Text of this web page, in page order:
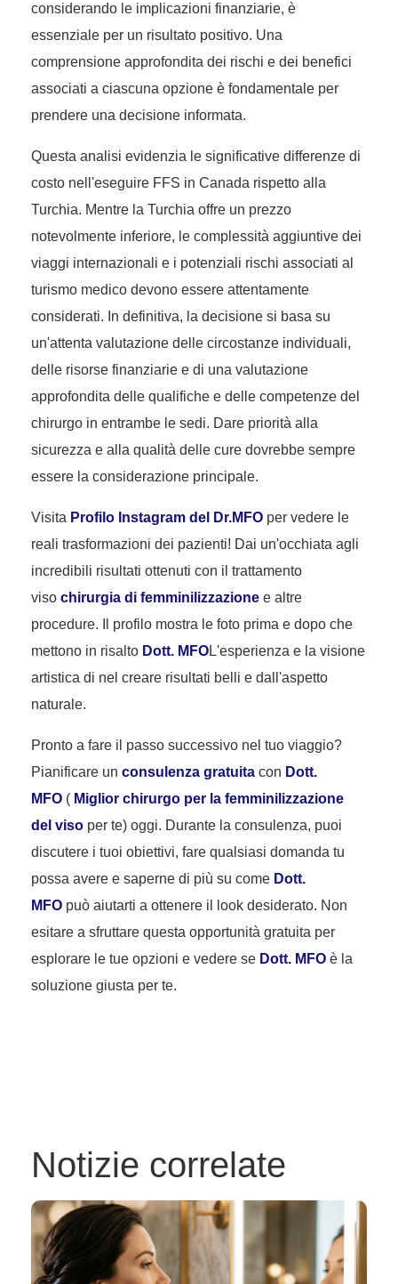
considerando le implicazioni finanziarie, è
essenziale per un risultato positivo. Una
comprensione approfondita dei rischi e dei benefici
associati a ciascuna opzione è fondamentale per
prendere una decisione informata.
Questa analisi evidenzia le significative differenze di
costo nell'eseguire FFS in Canada rispetto alla
Turchia. Mentre la Turchia offre un prezzo
notevolmente inferiore, le complessità aggiuntive dei
viaggi internazionali e i potenziali rischi associati al
turismo medico devono essere attentamente
considerati. In definitiva, la decisione si basa su
un'attenta valutazione delle circostanze individuali,
delle risorse finanziarie e di una valutazione
approfondita delle qualifiche e delle competenze del
chirurgo in entrambe le sedi. Dare priorità alla
sicurezza e alla qualità delle cure dovrebbe sempre
essere la considerazione principale.
Visita Profilo Instagram del Dr.MFO per vedere le
reali trasformazioni dei pazienti! Dai un'occhiata agli
incredibili risultati ottenuti con il trattamento
viso chirurgia di femminilizzazione e altre
procedure. Il profilo mostra le foto prima e dopo che
mettono in risalto Dott. MFOL'esperienza e la visione
artistica di nel creare risultati belli e dall'aspetto
naturale.
Pronto a fare il passo successivo nel tuo viaggio?
Pianificare un consulenza gratuita con Dott.
MFO ( Miglior chirurgo per la femminilizzazione
del viso per te) oggi. Durante la consulenza, puoi
discutere i tuoi obiettivi, fare qualsiasi domanda tu
possa avere e saperne di più su come Dott.
MFO può aiutarti a ottenere il look desiderato. Non
esitare a sfruttare questa opportunità gratuita per
esplorare le tue opzioni e vedere se Dott. MFO è la
soluzione giusta per te.
Notizie correlate